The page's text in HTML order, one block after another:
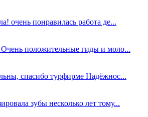
очень понравилась работа де...
положительные гиды и моло...
спасибо турфирме Надёжнос...
зубы несколько лет тому...